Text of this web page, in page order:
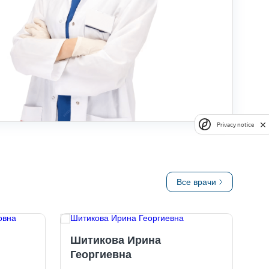
Все врачи
Шитикова Ирина
Георгиевна
Privacy notice